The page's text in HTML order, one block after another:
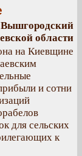
области
на Киевщине
и сотни
для сельских
к